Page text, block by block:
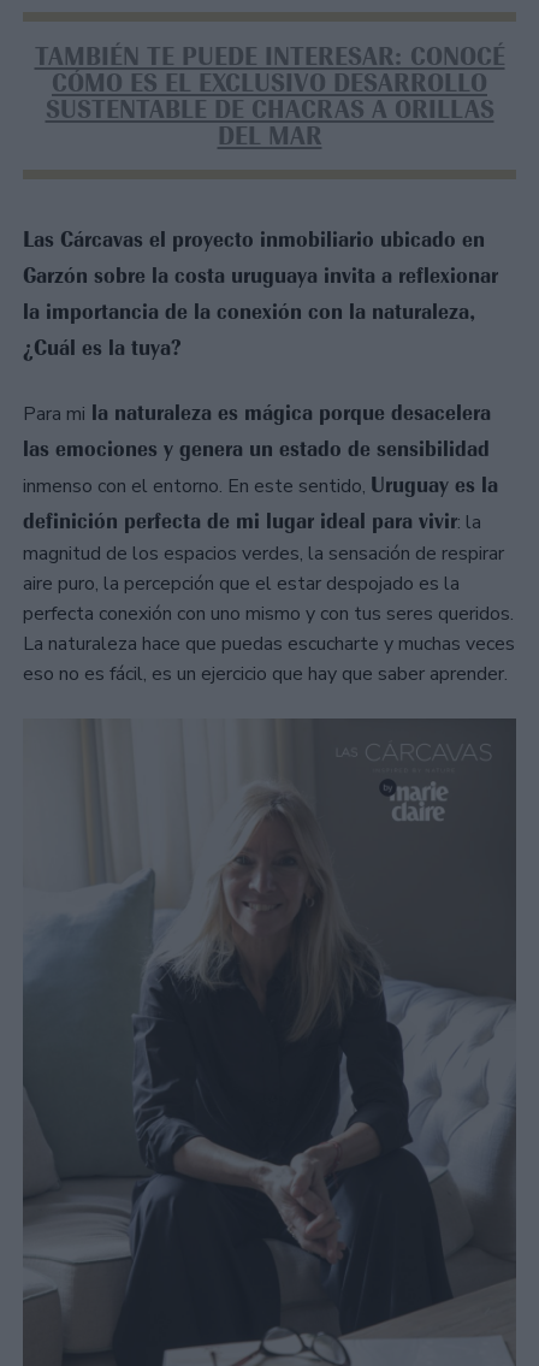
TAMBIÉN TE PUEDE INTERESAR: CONOCÉ
CÓMO ES EL EXCLUSIVO DESARROLLO
SUSTENTABLE DE CHACRAS A ORILLAS
DEL MAR
Las Cárcavas el proyecto inmobiliario ubicado en
Garzón sobre la costa uruguaya invita a reflexionar
la importancia de la conexión con la naturaleza,
¿Cuál es la tuya?
Para mi la naturaleza es mágica porque desacelera
las emociones y genera un estado de sensibilidad
inmenso con el entorno. En este sentido, Uruguay es la
definición perfecta de mi lugar ideal para vivir: la
magnitud de los espacios verdes, la sensación de respirar
aire puro, la percepción que el estar despojado es la
perfecta conexión con uno mismo y con tus seres queridos.
La naturaleza hace que puedas escucharte y muchas veces
eso no es fácil, es un ejercicio que hay que saber aprender.